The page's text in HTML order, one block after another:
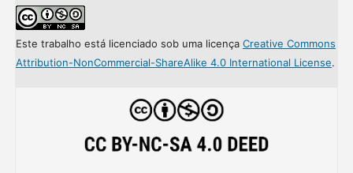
Este trabalho está licenciado sob uma licença Creative Commons
Attribution-NonCommercial-ShareAlike 4.0 International License.